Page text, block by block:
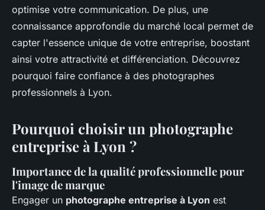
Antoine•3 juillet 2024•3 min de lecture
optimise votre communication. De plus, une
connaissance approfondie du marché local permet de
capter l'essence unique de votre entreprise, boostant
ainsi votre attractivité et différenciation. Découvrez
pourquoi faire confiance à des photographes
professionnels à Lyon.
Pourquoi choisir un photographe
entreprise à Lyon ?
Importance de la qualité professionnelle pour
l'image de marque
Engager un photographe entreprise à Lyon est